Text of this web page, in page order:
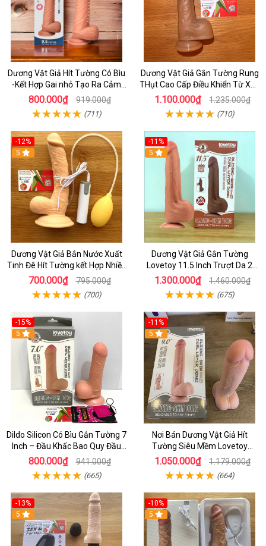
Dương Vật Giả Hít Tường Có Bìu
-Kết Hợp Gai nhỏ Tạo Ra Cảm
Giác Cực Sướng Khi Dùng -
sextoy cho nữ
800.000₫ 919.000₫
(711)
Dương Vật Giả Gắn Tường Rung
THụt Cao Cấp Điều Khiển Từ Xa -
Kết Hợp Toả Nhệt
1.100.000₫ 1.235.000₫
(710)
-12%
5
Dương Vật Giả Bắn Nước Xuất
Tinh Đê Hít Tường kết Hợp Nhiều
chế Độ Rung - Sextoy Cao Cấp
HCm
700.000₫ 795.000₫
(700)
-11%
5
Dương Vật Giả Gắn Tường
Lovetoy 11.5 Inch Trượt Da 2
Lớp, Thiết Kế Cao Cấp
1.300.000₫ 1.460.000₫
(675)
-15%
5
Dildo Silicon Có Bìu Gắn Tường 7
Inch – Đầu Khấc Bao Quy Đầu
Tăng Khoái Cảm Cho Nữ
800.000₫ 941.000₫
(665)
-11%
5
Nơi Bán Dương Vật Giả Hít
Tường Siêu Mềm Lovetoy
Siliding Skin Dong 9.0 - Sextoy
Nữ Cao Cấp
1.050.000₫ 1.179.000₫
(664)
-13%
5
-10%
5